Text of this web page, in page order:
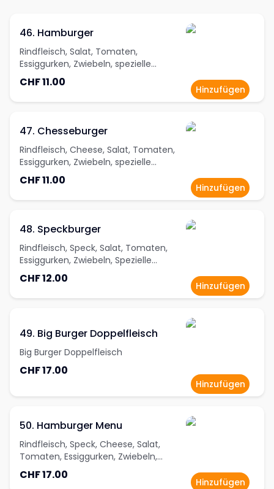
46. Hamburger
Rindfleisch, Salat, Tomaten,
Essiggurken, Zwiebeln, spezielle
Burgersauce
CHF 11.00
Hinzufügen
47. Chesseburger
Rindfleisch, Cheese, Salat, Tomaten,
Essiggurken, Zwiebeln, spezielle
Burgersauce
CHF 11.00
Hinzufügen
48. Speckburger
Rindfleisch, Speck, Salat, Tomaten,
Essiggurken, Zwiebeln, Spezielle
Burgersauce
CHF 12.00
Hinzufügen
49. Big Burger Doppelfleisch
Big Burger Doppelfleisch
CHF 17.00
Hinzufügen
50. Hamburger Menu
Rindfleisch, Speck, Cheese, Salat,
Tomaten, Essiggurken, Zwiebeln,
Spezielle Burgersauce und Pommes
frites
CHF 17.00
Hinzufügen